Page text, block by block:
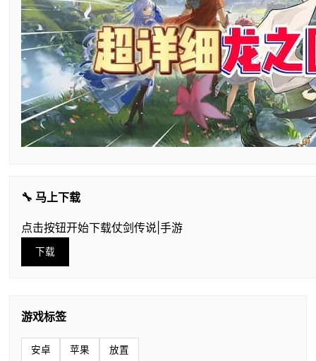
🔧 马上下载
点击按钮开始下载仗剑传说|手游
下载
游戏标签
安卓 苹果 放置